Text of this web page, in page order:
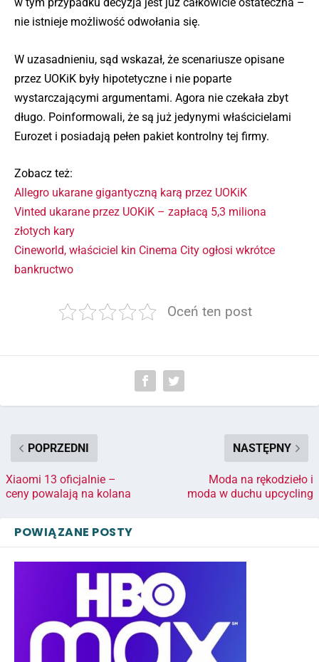
nie istnieje możliwość odwołania się.
W uzasadnieniu, sąd wskazał, że scenariusze opisane
przez UOKiK były hipotetyczne i nie poparte
wystarczającymi argumentami. Agora nie czekała zbyt
długo. Poinformowali, że są już jedynymi właścicielami
Eurozet i posiadają pełen pakiet kontrolny tej firmy.
Zobacz też:
Allegro ukarane gigantyczną karą przez UOKiK
Vinted ukarane przez UOKiK – zapłacą 5,3 miliona
złotych kary
Cineworld, właściciel kin Cinema City ogłosi wkrótce
bankructwo
Oceń ten post
POPRZEDNI
Xiaomi 13 oficjalnie –
ceny powalają na kolana
NASTĘPNY
Moda na rękodzieło i
moda w duchu upcycling
POWIĄZANE POSTY